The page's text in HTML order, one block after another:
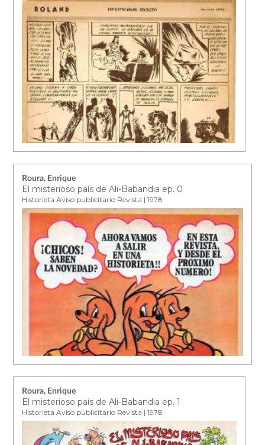
Roura, Enrique
El misterioso país de Ali-Babandia ep. 0
Historieta Aviso publicitario Revista | 1978
Roura, Enrique
El misterioso país de Ali-Babandia ep. 1
Historieta Aviso publicitario Revista | 1978